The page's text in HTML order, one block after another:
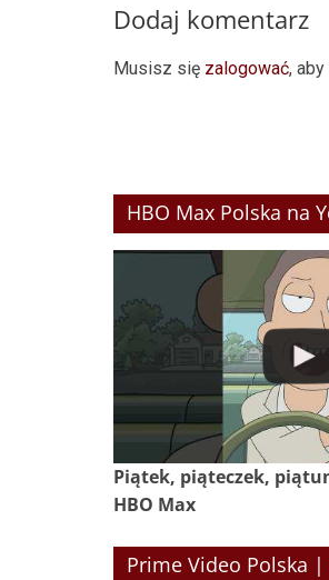
Dodaj komentarz
Musisz się zalogować,
HBO Max Polska na
Piątek, piąteczek,
HBO Max
Prime Video Polska